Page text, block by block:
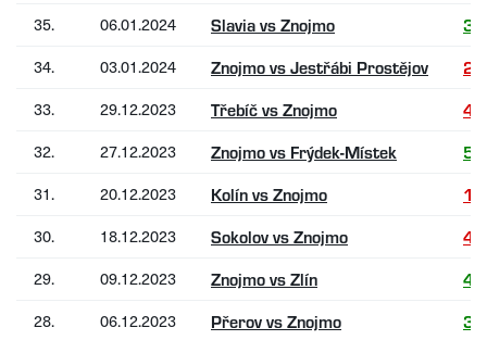
35. 06.01.2024 Slavia vs Znojmo 3:5
34. 03.01.2024 Znojmo vs Jestřábi Prostějov 2:4
33. 29.12.2023 Třebíč vs Znojmo 4:1
32. 27.12.2023 Znojmo vs Frýdek-Místek 5:2
31. 20.12.2023 Kolín vs Znojmo 1:0
30. 18.12.2023 Sokolov vs Znojmo 4:1
29. 09.12.2023 Znojmo vs Zlín 4:2
28. 06.12.2023 Přerov vs Znojmo 3:5